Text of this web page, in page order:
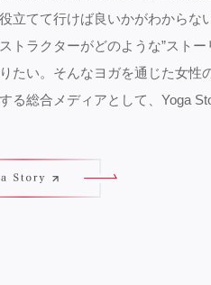
立てて行けば良いかがわからな
トラクターがどのような”ストー
たい。そんなヨガを通じた女性
る総合メディアとして、Yoga